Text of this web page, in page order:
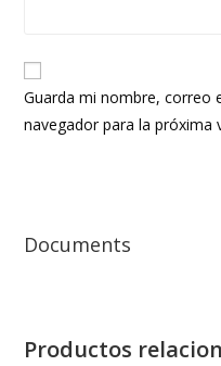
Guarda mi nombre, correo
navegador para la próxima
Documents
Productos